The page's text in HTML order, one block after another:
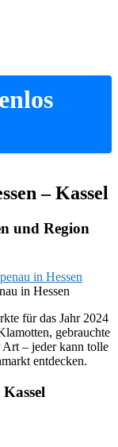
– Kassel
und Region
in Hessen
für das Jahr 2024
gebrauchte
– jeder kann tolle
entdecken.